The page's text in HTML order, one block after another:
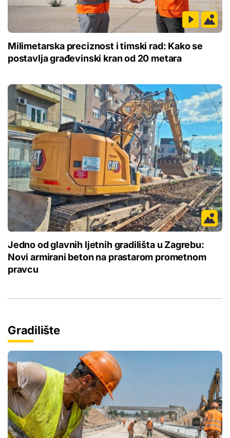
Milimetarska preciznost i timski rad: Kako se
postavlja građevinski kran od 20 metara
Jedno od glavnih ljetnih gradilišta u Zagrebu:
Novi armirani beton na prastarom prometnom
pravcu
Gradilište